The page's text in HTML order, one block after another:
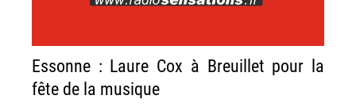
Essonne : Laure Cox à Breuillet pour la
fête de la musique